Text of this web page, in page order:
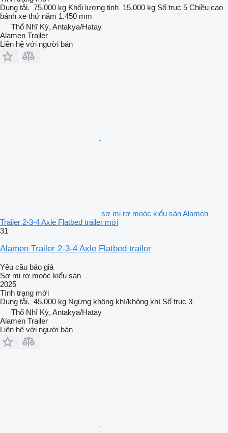
Dung tải. 75.000 kg Khối lượng tịnh 15.000 kg Số trục 5 Chiều cao
bánh xe thứ năm 1.450 mm
Thổ Nhĩ Kỳ, Antakya/Hatay
Alamen Trailer
Liên hệ với người bán
sơ mi rơ moóc kiểu sàn Alamen
Trailer 2-3-4 Axle Flatbed trailer mới
31
Alamen Trailer 2-3-4 Axle Flatbed trailer
Yêu cầu báo giá
Sơ mi rơ moóc kiểu sàn
2025
Tình trạng mới
Dung tải. 45.000 kg Ngừng không khí/không khí Số trục 3
Thổ Nhĩ Kỳ, Antakya/Hatay
Alamen Trailer
Liên hệ với người bán